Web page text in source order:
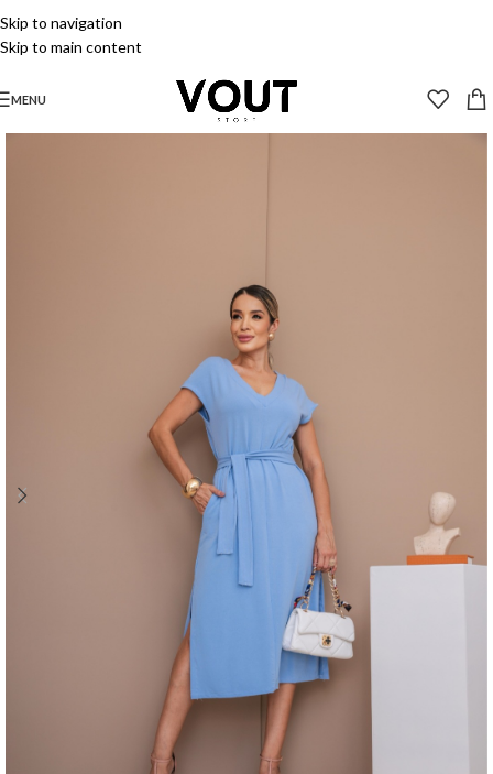
Skip to navigation
Skip to main content
MENU